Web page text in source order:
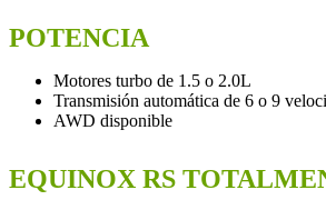
POTENCIA
Motores turbo de 1.5 o 2.0L
Transmisión automática de 6 o 9
AWD disponible
EQUINOX RS